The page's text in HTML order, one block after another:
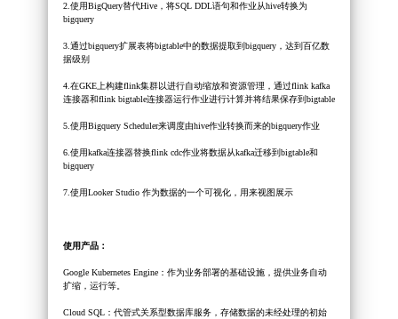
2.使用BigQuery替代Hive，将SQL DDL语句和作业从hive转换为
bigquery
3.通过bigquery扩展表将bigtable中的数据提取到bigquery，达到百亿数
据级别
4.在GKE上构建flink集群以进行自动缩放和资源管理，通过flink kafka
连接器和flink bigtable连接器运行作业进行计算并将结果保存到bigtable
5.使用Bigquery Scheduler来调度由hive作业转换而来的bigquery作业
6.使用kafka连接器替换flink cdc作业将数据从kafka迁移到bigtable和
bigquery
7.使用Looker Studio 作为数据的一个可视化，用来视图展示
使用产品：
Google Kubernetes Engine：作为业务部署的基础设施，提供业务自动
扩缩，运行等。
Cloud SQL：代管式关系型数据库服务，存储数据的未经处理的初始